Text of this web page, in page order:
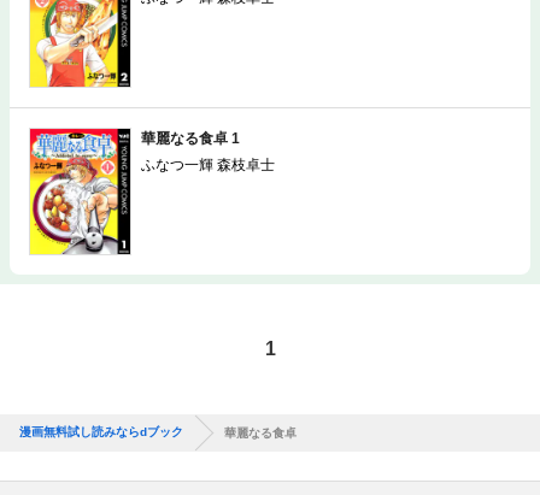
華麗なる食卓 1
ふなつ一輝 森枝卓士
1
漫画無料試し読みならdブック 華麗なる食卓